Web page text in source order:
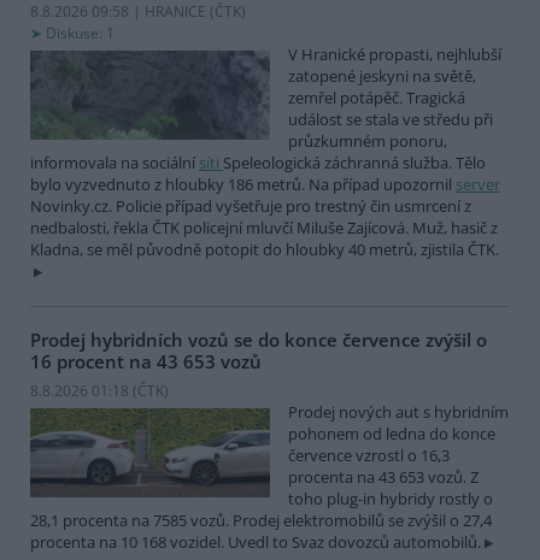
8.8.2026 09:58 | HRANICE (ČTK)
Diskuse: 1
V Hranické propasti, nejhlubší
zatopené jeskyni na světě,
zemřel potápěč. Tragická
událost se stala ve středu při
průzkumném ponoru,
informovala na sociální síti Speleologická záchranná služba. Tělo
bylo vyzvednuto z hloubky 186 metrů. Na případ upozornil server
Novinky.cz. Policie případ vyšetřuje pro trestný čin usmrcení z
nedbalosti, řekla ČTK policejní mluvčí Miluše Zajícová. Muž, hasič z
Kladna, se měl původně potopit do hloubky 40 metrů, zjistila ČTK.
Prodej hybridních vozů se do konce července zvýšil o
16 procent na 43 653 vozů
8.8.2026 01:18 (ČTK)
Prodej nových aut s hybridním
pohonem od ledna do konce
července vzrostl o 16,3
procenta na 43 653 vozů. Z
toho plug-in hybridy rostly o
28,1 procenta na 7585 vozů. Prodej elektromobilů se zvýšil o 27,4
procenta na 10 168 vozidel. Uvedl to Svaz dovozců automobilů.